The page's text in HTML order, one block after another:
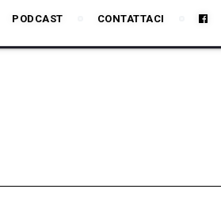
PODCAST CONTATTACI